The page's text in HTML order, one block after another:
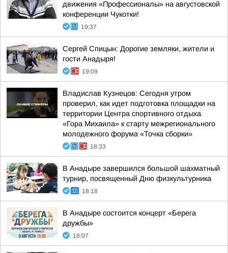
движения «Профессионалы» на августовской
конференции Чукотки!
19:37
Сергей Спицын: Дорогие земляки, жители и
гости Анадыря!
19:09
Владислав Кузнецов: Сегодня утром
проверил, как идет подготовка площадки на
территории Центра спортивного отдыха
«Гора Михаила» к старту межрегионального
молодежного форума «Точка сборки»
18:33
В Анадыре завершился большой шахматный
турнир, посвященный Дню физкультурника
18:18
В Анадыре состоится концерт «Берега
дружбы»
18:07